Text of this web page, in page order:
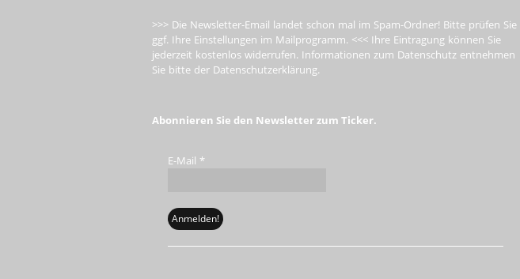
>>> Die Newsletter-Email landet schon mal im Spam-Ordner! Bitte prüfen Sie
ggf. Ihre Einstellungen im Mailprogramm. <<< Ihre Eintragung können Sie
jederzeit kostenlos widerrufen. Informationen zum Datenschutz entnehmen
Sie bitte der Datenschutzerklärung.
Abonnieren Sie den Newsletter zum Ticker.
E-Mail *